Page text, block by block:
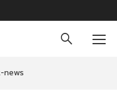
news